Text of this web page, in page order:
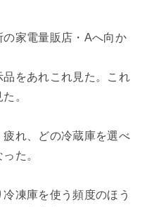
家電量販店・Aへ向か
をあれこれ見た。これ
。
れ、どの冷蔵庫を選べ
た。
凍庫を使う頻度のほう